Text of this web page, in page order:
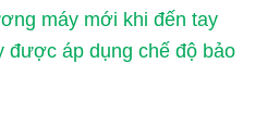
máy mới khi đến tay
được áp dụng chế độ bảo